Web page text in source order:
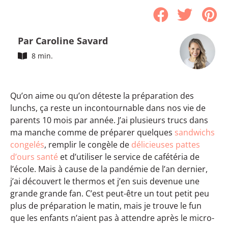
Par Caroline Savard
8 min.
Qu’on aime ou qu’on déteste la préparation des
lunchs, ça reste un incontournable dans nos vie de
parents 10 mois par année. J’ai plusieurs trucs dans
ma manche comme de préparer quelques sandwichs
congelés, remplir le congèle de délicieuses pattes
d’ours santé et d’utiliser le service de cafétéria de
l’école. Mais à cause de la pandémie de l’an dernier,
j’ai découvert le thermos et j’en suis devenue une
grande grande fan. C’est peut-être un tout petit peu
plus de préparation le matin, mais je trouve le fun
que les enfants n’aient pas à attendre après le micro-